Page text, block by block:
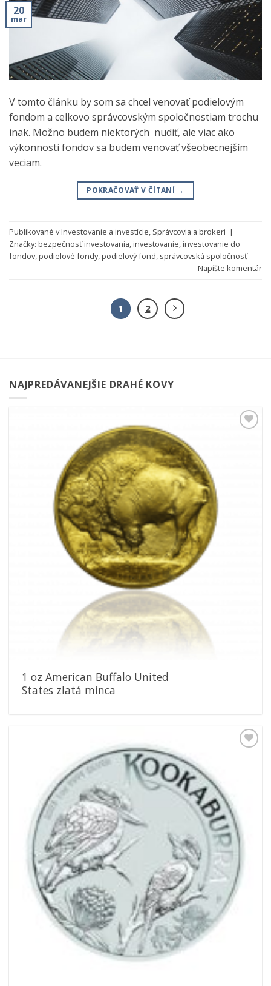
20
mar
V tomto článku by som sa chcel venovať podielovým
fondom a celkovo správcovským spoločnostiam trochu
inak. Možno budem niektorých nudiť, ale viac ako
výkonnosti fondov sa budem venovať všeobecnejším
veciam.
POKRAČOVAŤ V ČÍTANÍ →
Publikované vInvestovanie a investície, Správcovia a brokeri |
Značky: bezpečnosť investovania,investovanie,investovanie do
fondov,podielové fondy,podielový fond, správcovská spoločnosť
Napíšte komentár
1 2
NAJPREDÁVANEJŠIE DRAHÉ KOVY
1 oz American Buffalo United
States zlatá minca